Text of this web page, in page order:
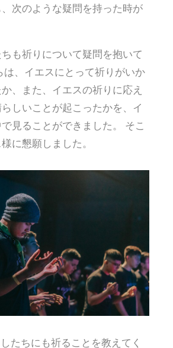
次のような疑問を持った時が
も祈りについて疑問を抱いて
は、イエスにとって祈りがいか
、また、イエスの祈りに応え
しいことが起こったかを、イ
見ることができました。 そこ
に懇願しました。
たちにも祈ることを教えてく